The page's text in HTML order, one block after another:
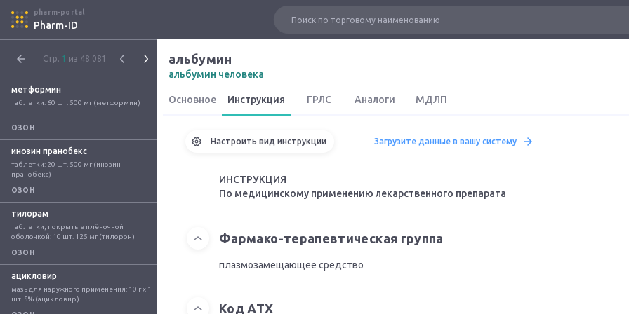
pharm-portal
Pharm-ID
Стр. 1 из 48 081
метформин
таблетки: 60 шт. 500 мг (метформин)
ОЗОН
инозин пранобекс
таблетки: 20 шт. 500 мг (инозин
пранобекс)
ОЗОН
тилорам
таблетки, покрытые плёночной
оболочкой: 10 шт. 125 мг (тилорон)
ОЗОН
ацикловир
мазь для наружного применения: 10 г x 1
шт. 5% (ацикловир)
альбумин
альбумин человека
Основное Инструкция ГРЛС Аналоги МДЛП
Настроить вид инструкции Загрузите данные в вашу систему
ИНСТРУКЦИЯ
По медицинскому применению лекарственного препарата
Фармако-терапевтическая группа
плазмозамещающее средство
Код АТХ